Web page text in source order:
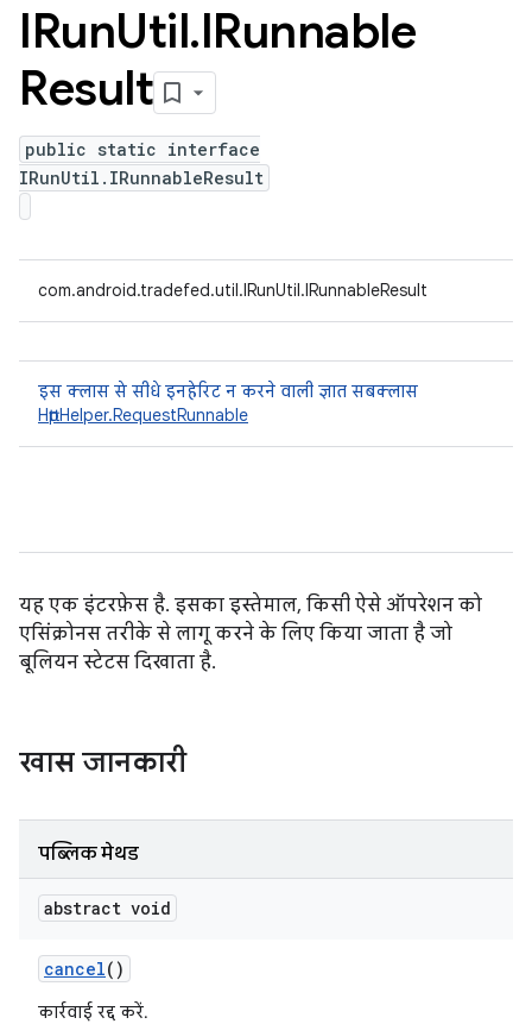
IRunUtil.IRunnable
Result
public static interface
IRunUtil.IRunnableResult
com.android.tradefed.util.IRunUtil.IRunnableResult
इस क्लास से सीधे इनहेरिट न करने वाली ज्ञात सबक्लास
HttpHelper.RequestRunnable
यह एक इंटरफ़ेस है. इसका इस्तेमाल, किसी ऐसे ऑपरेशन को
एसिंक्रोनस तरीके से लागू करने के लिए किया जाता है जो
बूलियन स्टेटस दिखाता है.
खास जानकारी
पब्लिक मेथड
abstract void
cancel()
कार्रवाई रद्द करें.